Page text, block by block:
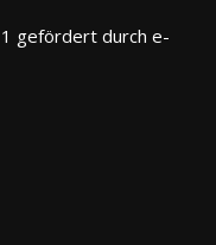
1 gefördert durch e-